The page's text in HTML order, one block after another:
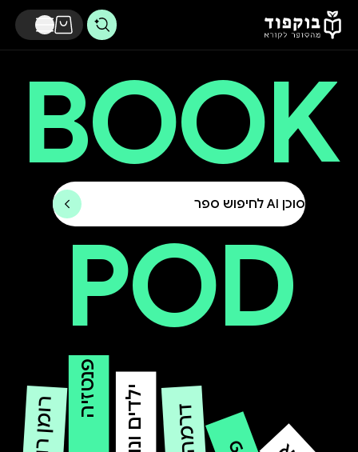
דלג לתוכן הראשי
BOOK
POD
סוכן AI לחיפוש ספר
בוקפוד - מהסופר לקורא - חנות הספרים החברתית של ישראל
פנטזיה ילדים ונוער דרמה